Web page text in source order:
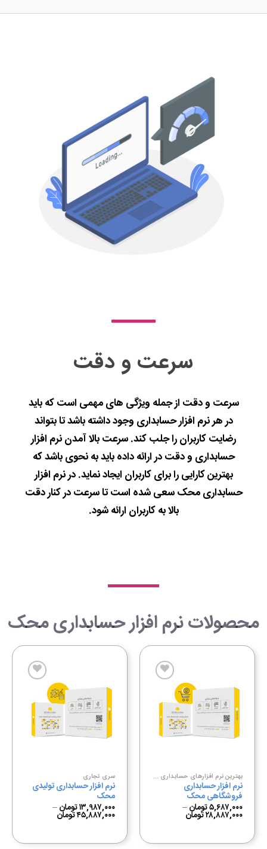
سرعت و دقت
سرعت و دقت از جمله ویژگی های مهمی است که باید
در هر نرم افزار حسابداری وجود داشته باشد تا بتواند
رضایت کاربران را جلب کند. سرعت بالا آمدن نرم افزار
حسابداری و دقت در ارائه داده باید به نحوی باشد که
بهترین کارایی را برای کاربران ایجاد نماید. در نرم افزار
حسابداری محک سعی شده است تا سرعت در کنار دقت
بالا به کاربران ارائه شود.
محصولات نرم افزار حسابداری محک
به
علاقه
مندی
بهترین نرم افزارهای حسابداری فروشگاهی
نرم افزار حسابداری
فروشگاهی محک
۵,۶۸۷,۰۰۰تومان–
۲۸,۸۸۷,۰۰۰تومان
به
علاقه
مندی
سری تجاری
نرم افزار حسابداری تولیدی
محک
۱۳,۹۸۷,۰۰۰تومان–
۴۵,۸۸۷,۰۰۰تومان